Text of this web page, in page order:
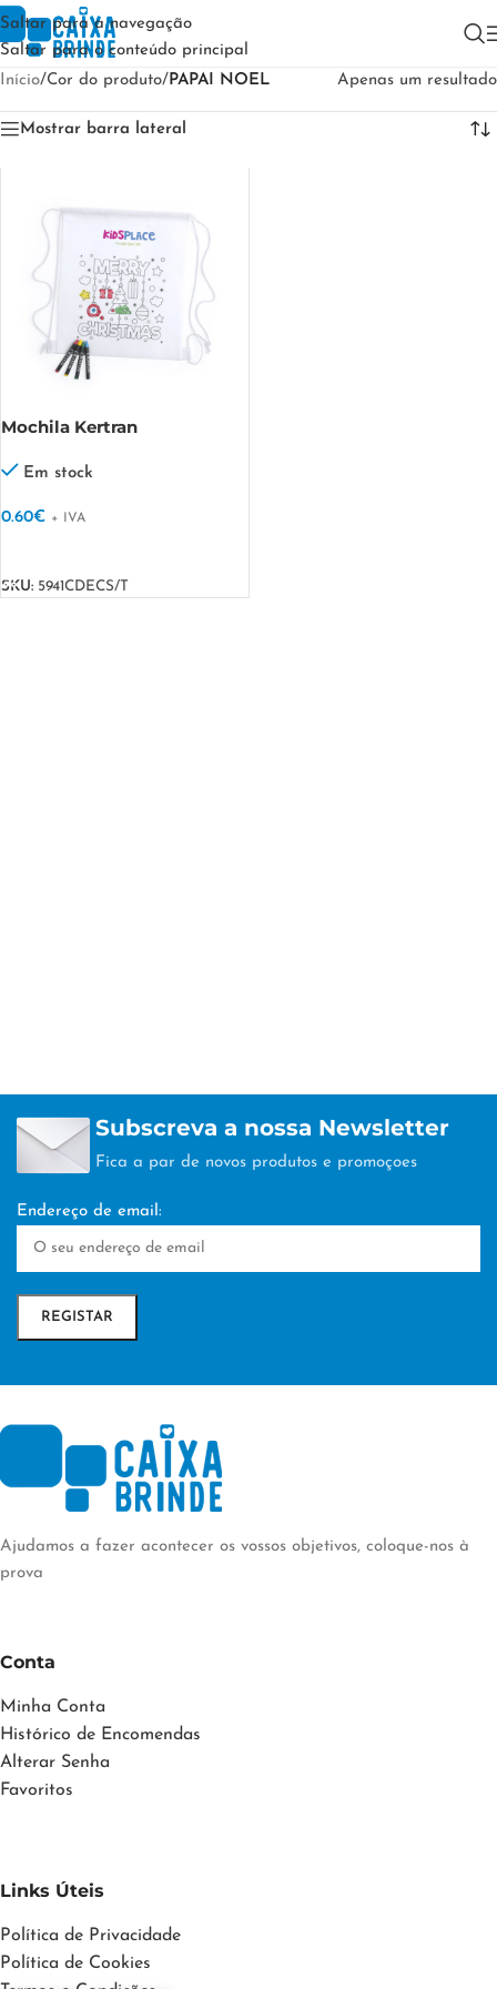
Saltar para a navegação
Saltar para o conteúdo principal
Início/Cor do produto/PAPAI NOEL Apenas um resultado
Mostrar barra lateral
Mochila Kertran
Em stock
0.60€ + IVA
SKU: 5941CDECS/T
Subscreva a nossa Newsletter
Fica a par de novos produtos e promoçoes
Endereço de email:
Ajudamos a fazer acontecer os vossos objetivos, coloque-nos à
prova
Conta
Minha Conta
Histórico de Encomendas
Alterar Senha
Favoritos
Links Úteis
Política de Privacidade
Política de Cookies